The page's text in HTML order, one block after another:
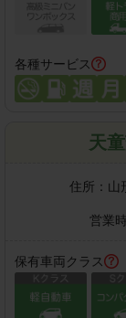
各種サービス
天
住所： 山
営業
保有車両クラス